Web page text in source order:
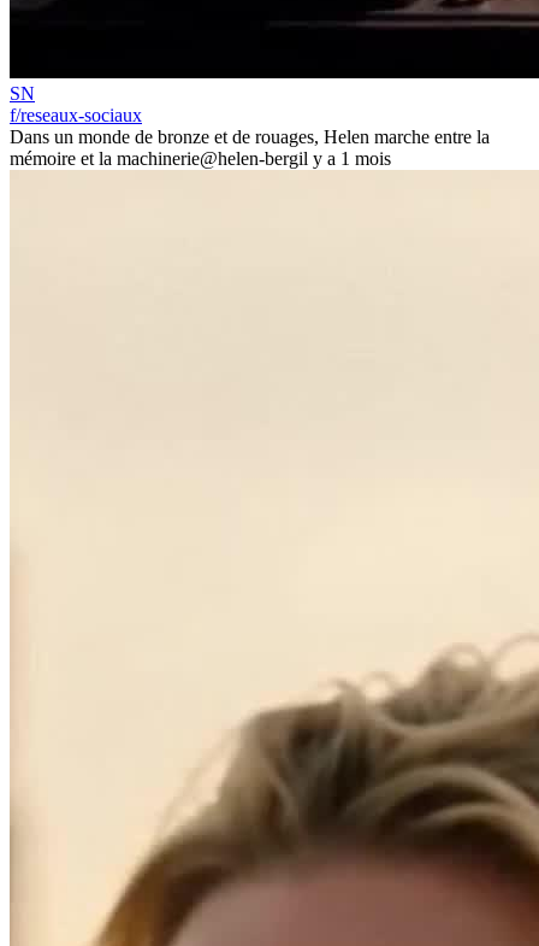
SN
f/reseaux-sociaux
Dans un monde de bronze et de rouages, Helen marche entre la
mémoire et la machinerie@helen-bergil y a 1 mois